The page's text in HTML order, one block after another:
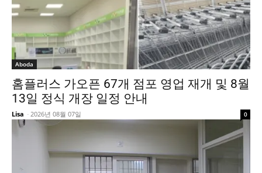
Aboda
홈플러스 가오픈 67개 점포 영업 재개 및 8월
13일 정식 개장 일정 안내
Lisa - 2026년 08월 07일 0